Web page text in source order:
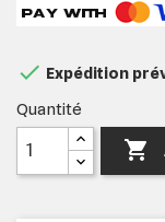
 Expédition
Quantité
